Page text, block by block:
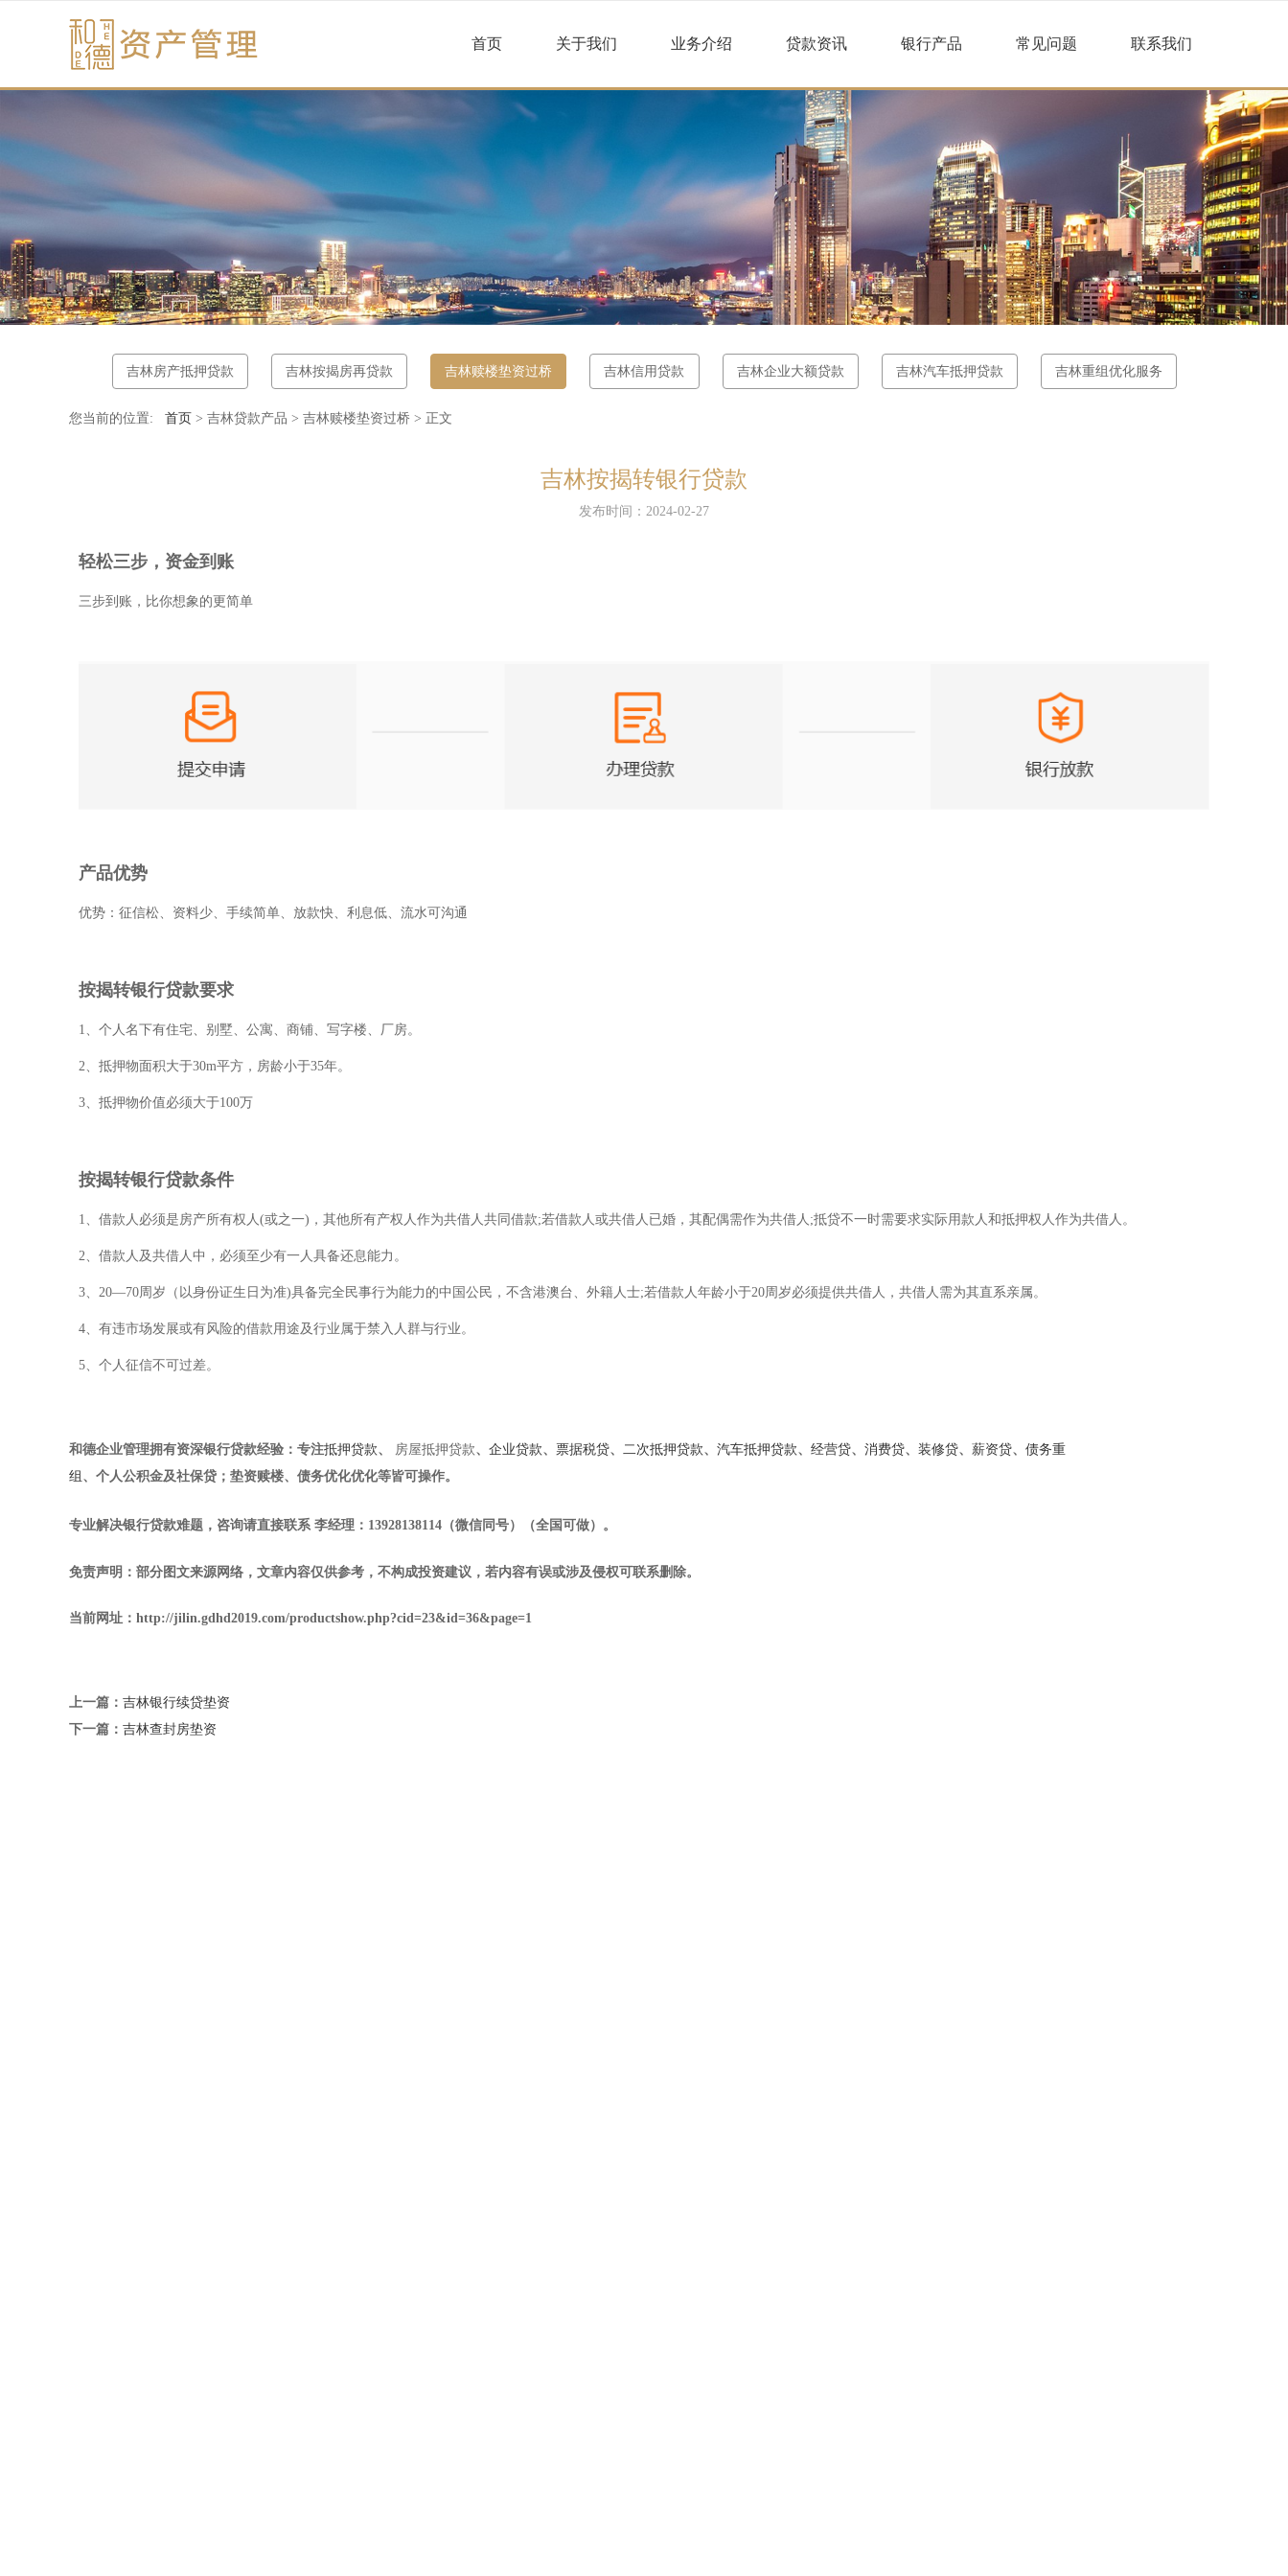
首页 关于我们 业务介绍 贷款资讯 银行产品 常见问题 联系我们
吉林房产抵押贷款 吉林按揭房再贷款 吉林赎楼垫资过桥 吉林信用贷款 吉林企业大额贷款 吉林汽车抵押贷款 吉林重组优化服务
您当前的位置: 首页 > 吉林贷款产品 > 吉林赎楼垫资过桥 > 正文
吉林按揭转银行贷款
发布时间：2024-02-27
轻松三步，资金到账
三步到账，比你想象的更简单
产品优势
优势：征信松、资料少、手续简单、放款快、利息低、流水可沟通
按揭转银行贷款要求
1、个人名下有住宅、别墅、公寓、商铺、写字楼、厂房。
2、抵押物面积大于30m平方，房龄小于35年。
3、抵押物价值必须大于100万
按揭转银行贷款条件
1、借款人必须是房产所有权人(或之一)，其他所有产权人作为共借人共同借款;若借款人或共借人已婚，其配偶需作为共借人;抵贷不一时需要求实际用款人和抵押权人作为共借人。
2、借款人及共借人中，必须至少有一人具备还息能力。
3、20—70周岁（以身份证生日为准)具备完全民事行为能力的中国公民，不含港澳台、外籍人士;若借款人年龄小于20周岁必须提供共借人，共借人需为其直系亲属。
4、有违市场发展或有风险的借款用途及行业属于禁入人群与行业。
5、个人征信不可过差。
和德企业管理拥有资深银行贷款经验：专注抵押贷款、 房屋抵押贷款、 企业贷款、 票据税贷、 二次抵押贷款、 汽车抵押贷款、 经营贷、 消费贷、 装修贷、 薪资贷、 债务重
组 、个人公积金及社保贷；垫资赎楼、债务优化优化等皆可操作。
专业解决银行贷款难题，咨询请直接联系 李经理 ： 13928138114 （微信同号）（全国可做） 。
免责声明：部分图文来源网络，文章内容仅供参考，不构成投资建议，若内容有误或涉及侵权可联系删除。
当前网址：http://jilin.gdhd2019.com/productshow.php?cid=23&id=36&page=1
上一篇： 吉林银行续贷垫资
下一篇： 吉林查封房垫资